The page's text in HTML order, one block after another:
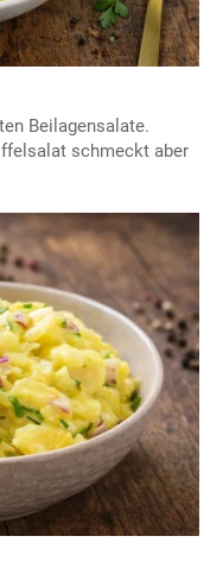
Beilagensalate.
schmeckt aber